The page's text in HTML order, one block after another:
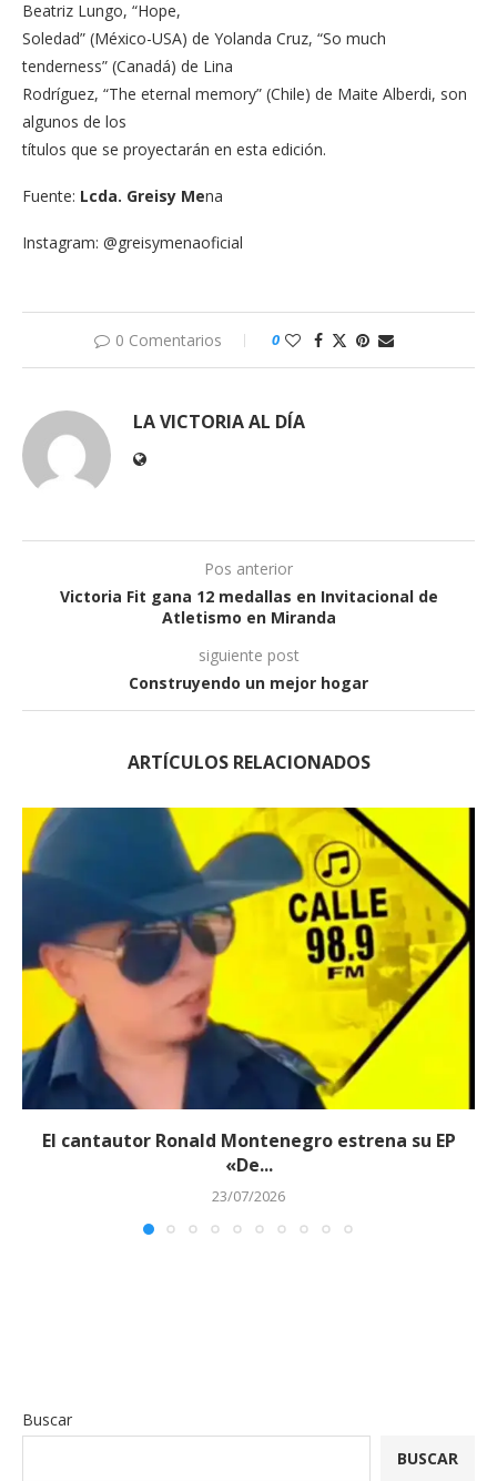
Beatriz Lungo, “Hope,
Soledad” (México-USA) de Yolanda Cruz, “So much
tenderness” (Canadá) de Lina
Rodríguez, “The eternal memory” (Chile) de Maite Alberdi, son
algunos de los
títulos que se proyectarán en esta edición.
Fuente: Lcda. Greisy Mena
Instagram: @greisymenaoficial
0 Comentarios 0
LA VICTORIA AL DÍA
Pos anterior
Victoria Fit gana 12 medallas en Invitacional de
Atletismo en Miranda
siguiente post
Construyendo un mejor hogar
ARTÍCULOS RELACIONADOS
El cantautor Ronald Montenegro estrena su EP
«De...
23/07/2026
Buscar
BUSCAR